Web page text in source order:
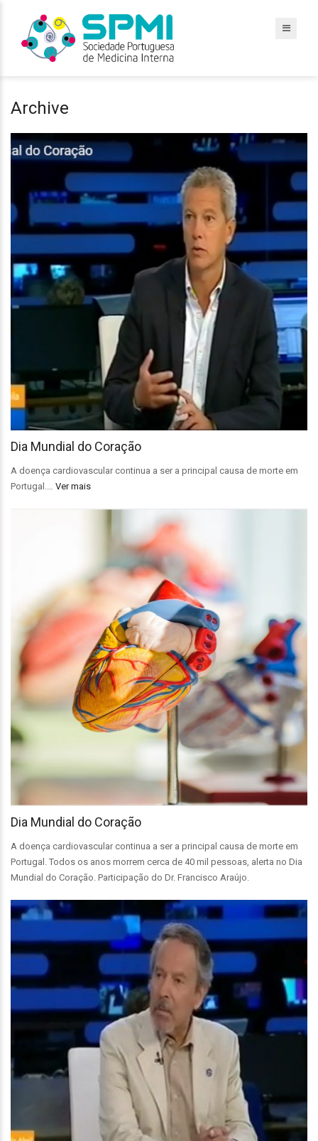
Archive
Dia Mundial do Coração
A doença cardiovascular continua a ser a principal causa de morte em
Portugal.… Ver mais
Dia Mundial do Coração
A doença cardiovascular continua a ser a principal causa de morte em
Portugal. Todos os anos morrem cerca de 40 mil pessoas, alerta no Dia
Mundial do Coração. Participação do Dr. Francisco Araújo.